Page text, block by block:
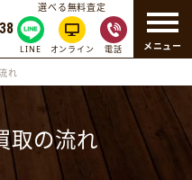
メニュー
選べる無料査定
LINE オンライン 電話
れ
取の流れ